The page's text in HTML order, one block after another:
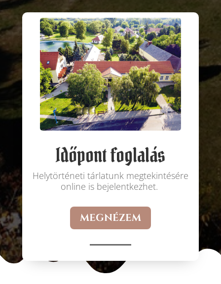
Időpont foglalás
Helytörténeti tárlatunk megtekintésére
online is bejelentkezhet.
MEGNÉZEM